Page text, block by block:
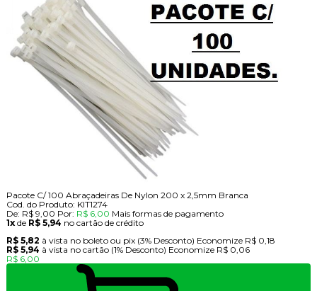
Pacote C/ 100 Abraçadeiras De Nylon 200 x 2,5mm Branca
Cod. do Produto: KIT1274
De: R$ 9,00 Por: R$ 6,00 Mais formas de pagamento
1xde R$ 5,94 no cartão de crédito
R$ 5,82 à vista no boleto ou pix (3% Desconto) Economize R$ 0,18
R$ 5,94 à vista no cartão (1% Desconto) Economize R$ 0,06
R$ 6,00